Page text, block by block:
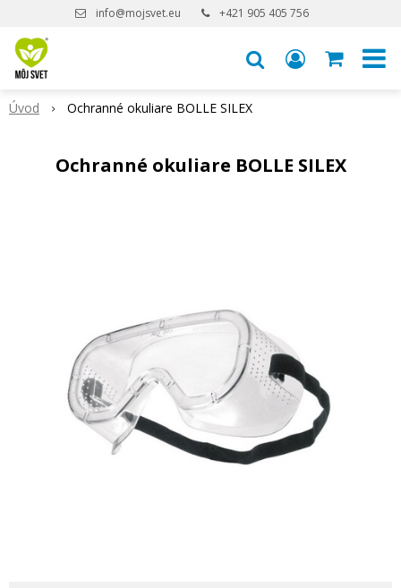
info@mojsvet.eu +421 905 405 756
Úvod Ochranné okuliare BOLLE SILEX
Ochranné okuliare BOLLE SILEX